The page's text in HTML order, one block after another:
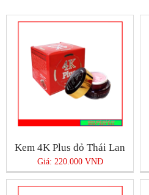
Kem 4K Plus đỏ Thái Lan
Giá: 220.000 VNĐ